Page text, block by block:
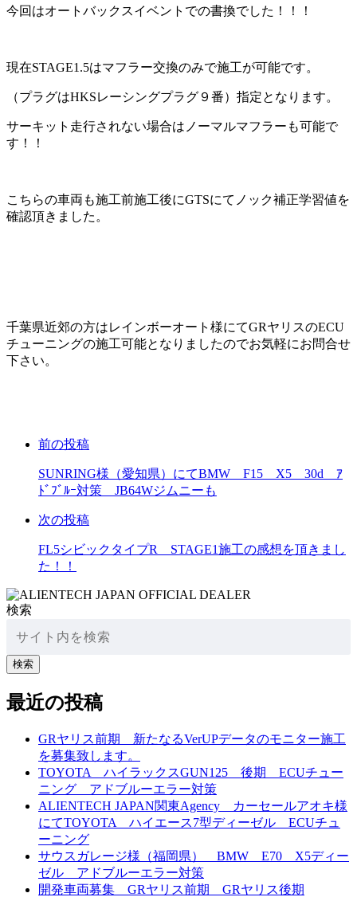
今回はオートバックスイベントでの書換でした！！！
現在STAGE1.5はマフラー交換のみで施工が可能です。
（プラグはHKSレーシングプラグ９番）指定となります。
サーキット走行されない場合はノーマルマフラーも可能で
す！！
こちらの車両も施工前施工後にGTSにてノック補正学習値を
確認頂きました。
千葉県近郊の方はレインボーオート様にてGRヤリスのECU
チューニングの施工可能となりましたのでお気軽にお問合せ
下さい。
前の投稿
SUNRING様（愛知県）にてBMW F15 X5 30d ｱ
ﾄﾞﾌﾞﾙｰ対策 JB64Wジムニーも
次の投稿
FL5シビックタイプR STAGE1施工の感想を頂きまし
た！！
検索
検索
最近の投稿
GRヤリス前期 新たなるVerUPデータのモニター施工
を募集致します。
TOYOTA ハイラックスGUN125 後期 ECUチュー
ニング アドブルーエラー対策
ALIENTECH JAPAN関東Agency カーセールアオキ様
にてTOYOTA ハイエース7型ディーゼル ECUチュ
ーニング
サウスガレージ様（福岡県） BMW E70 X5ディー
ゼル アドブルーエラー対策
開発車両募集 GRヤリス前期 GRヤリス後期